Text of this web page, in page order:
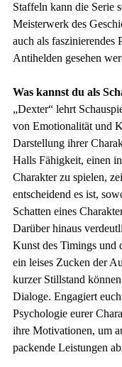
Staffeln kann die Serie
Meisterwerk des
auch als faszinierendes
Antihelden gesehen
Was kannst du als
„Dexter“ lehrt
von Emotionalität und
Darstellung ihrer
Halls Fähigkeit, einen
Charakter zu spielen,
entscheidend es ist,
Schatten eines
Darüber hinaus
Kunst des Timings und
ein leises Zucken der
kurzer Stillstand
Dialoge. Engagiert
Psychologie eurer
ihre Motivationen, um
packende Leistungen